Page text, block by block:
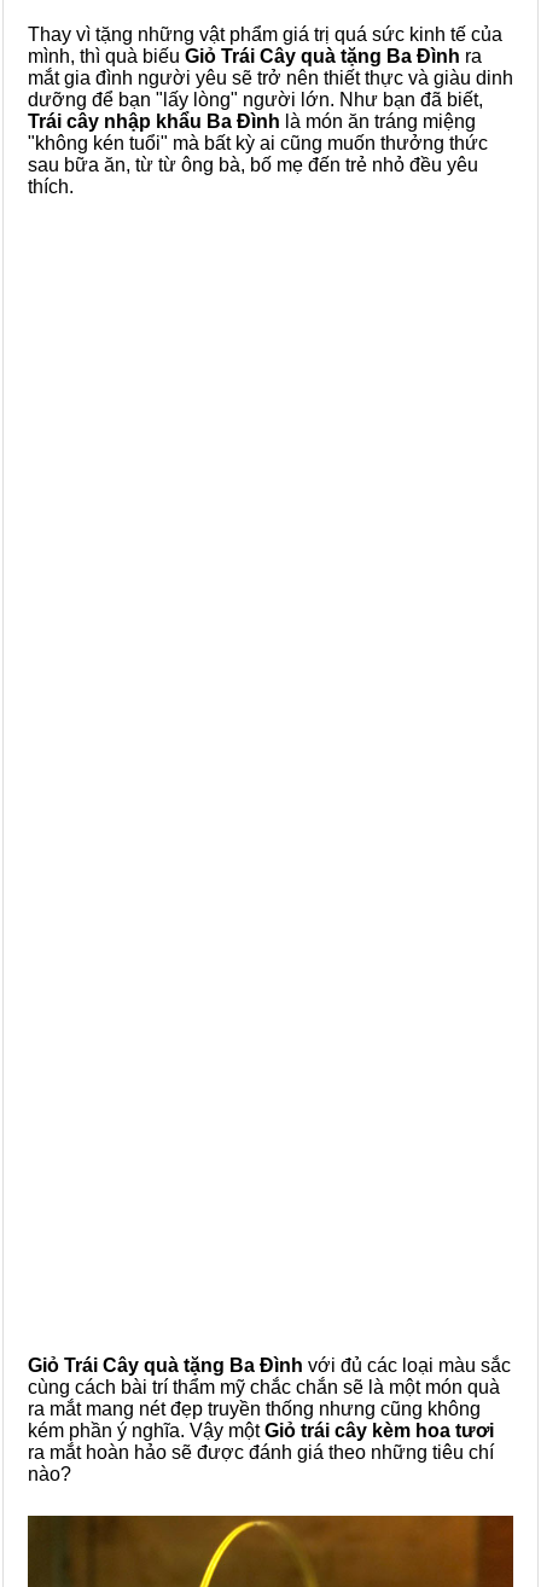
Thay vì tặng những vật phẩm giá trị quá sức kinh tế của
mình, thì quà biếu Giỏ Trái Cây quà tặng Ba Đình ra
mắt gia đình người yêu sẽ trở nên thiết thực và giàu dinh
dưỡng để bạn "lấy lòng" người lớn. Như bạn đã biết,
Trái cây nhập khẩu Ba Đình là món ăn tráng miệng
"không kén tuổi" mà bất kỳ ai cũng muốn thưởng thức
sau bữa ăn, từ từ ông bà, bố mẹ đến trẻ nhỏ đều yêu
thích.
Giỏ Trái Cây quà tặng Ba Đình với đủ các loại màu sắc
cùng cách bài trí thẩm mỹ chắc chắn sẽ là một món quà
ra mắt mang nét đẹp truyền thống nhưng cũng không
kém phần ý nghĩa. Vậy mộtGiỏ trái cây kèm hoa tươi
ra mắt hoàn hảo sẽ được đánh giá theo những tiêu chí
nào?